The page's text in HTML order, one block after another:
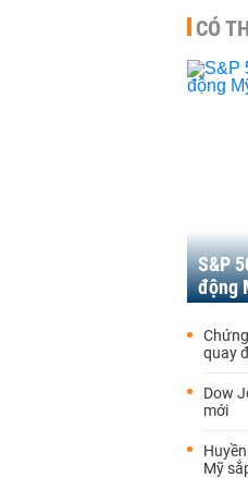
CÓ
S&P
động
quay
Dow
mới
Mỹ